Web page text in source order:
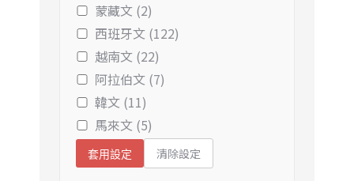
蒙藏文 (2)
西班牙文 (122)
越南文 (22)
阿拉伯文 (7)
韓文 (11)
馬來文 (5)
套用設定 清除設定